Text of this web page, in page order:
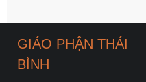
GIÁO PHẬN THÁI
BÌNH